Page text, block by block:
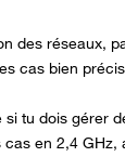
des réseaux,
cas bien
si tu dois gérer
en 2,4 GHz,